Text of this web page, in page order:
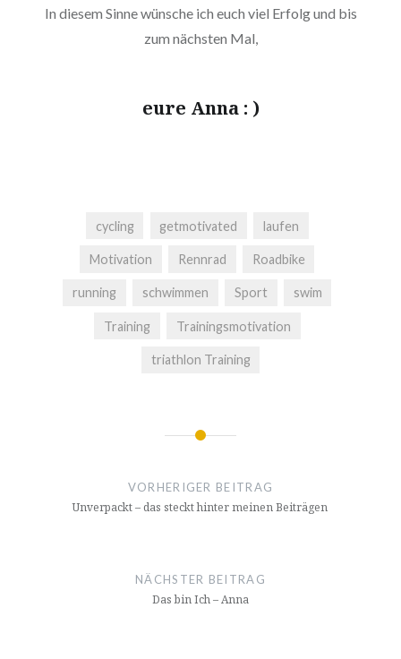
In diesem Sinne wünsche ich euch viel Erfolg und bis
zum nächsten Mal,
eure Anna : )
cycling getmotivated laufen
Motivation Rennrad Roadbike
running schwimmen Sport swim
Training Trainingsmotivation
triathlon Training
Beitragsnavigation
VORHERIGER BEITRAG
Unverpackt – das steckt hinter meinen Beiträgen
NÄCHSTER BEITRAG
Das bin Ich – Anna